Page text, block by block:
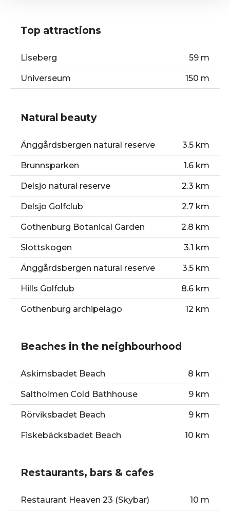
Top attractions
Liseberg 59 m
Universeum 150 m
Nya Ullevi stadium
Gamla Ullevi stadium 1.0 km
The Paddan Tour 1.2 km
Feskekörka 1.8 km
Gothenburg Botanical Garden 2.8 km
Slottskogen 3.1 km
Natural beauty
Änggårdsbergen natural reserve 3.5 km
Brunnsparken 1.6 km
Delsjo natural reserve 2.3 km
Delsjo Golfclub 2.7 km
Gothenburg Botanical Garden 2.8 km
Slottskogen 3.1 km
Änggårdsbergen natural reserve 3.5 km
Hills Golfclub 8.6 km
Gothenburg archipelago 12 km
Beaches in the neighbourhood
Askimsbadet Beach 8 km
Saltholmen Cold Bathhouse 9 km
Rörviksbadet Beach 9 km
Fiskebäcksbadet Beach 10 km
Restaurants, bars & cafes
Restaurant Heaven 23 (Skybar) 10 m